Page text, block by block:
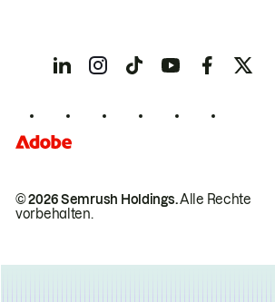
© 2026 Semrush Holdings.Alle Rechte
vorbehalten.